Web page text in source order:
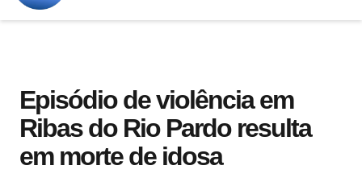
Episódio de violência em
Ribas do Rio Pardo resulta
em morte de idosa